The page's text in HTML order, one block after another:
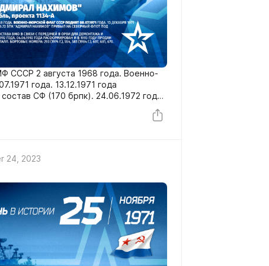
СССР 2 августа 1968 года. Военно-
года. 13.12.1971 года
СФ (170 брпк). 24.06.1972 года
в учениях КСФ («Дуэт» и
24, 2023